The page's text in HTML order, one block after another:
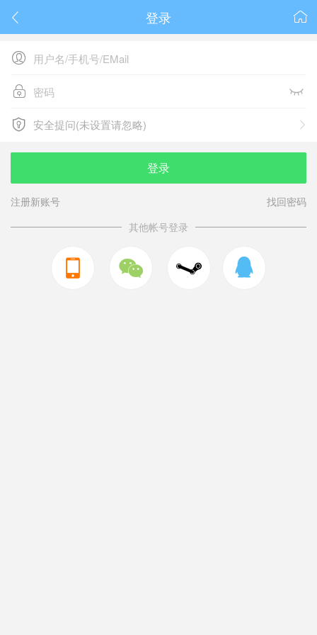
 
登录

 
 
安全提问(未设置请忽略)
安全提问(未设置请忽略)
登录
注册新账号
找回密码
其他帐号登录
  